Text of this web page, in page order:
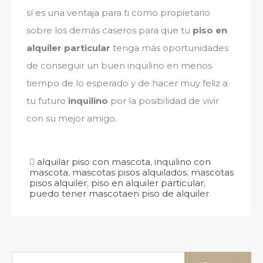
sí es una ventaja para ti como propietario
sobre los demás caseros para que tu piso en
alquiler particular tenga más oportunidades
de conseguir un buen inquilino en menos
tiempo de lo esperado y de hacer muy feliz a
tu futuro inquilino por la posibilidad de vivir
con su mejor amigo.
alquilar piso con mascota, inquilino con
mascota, mascotas pisos alquilados, mascotas
pisos alquiler, piso en alquiler particular,
puedo tener mascotaen piso de alquiler
Buscar: